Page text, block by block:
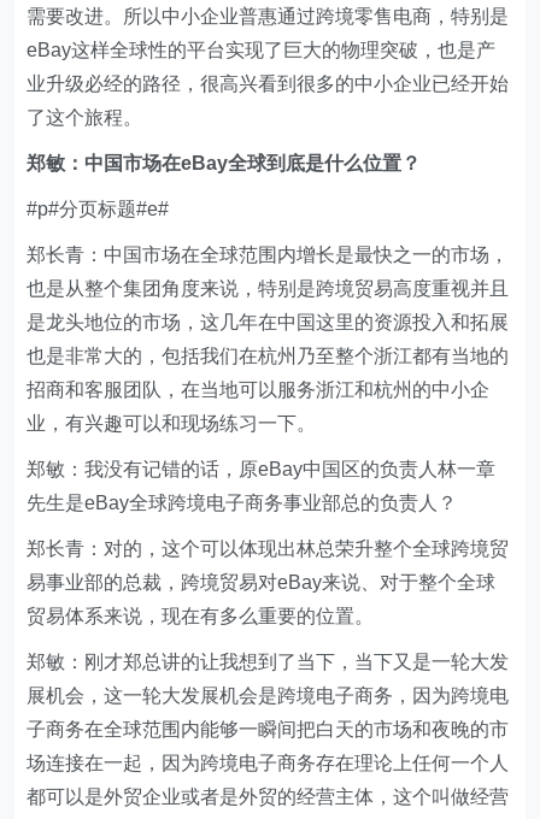
需要改进。所以中小企业普惠通过跨境零售电商，特别是
eBay这样全球性的平台实现了巨大的物理突破，也是产
业升级必经的路径，很高兴看到很多的中小企业已经开始
了这个旅程。
郑敏：中国市场在eBay全球到底是什么位置？
#p#分页标题#e#
郑长青：中国市场在全球范围内增长是最快之一的市场，
也是从整个集团角度来说，特别是跨境贸易高度重视并且
是龙头地位的市场，这几年在中国这里的资源投入和拓展
也是非常大的，包括我们在杭州乃至整个浙江都有当地的
招商和客服团队，在当地可以服务浙江和杭州的中小企
业，有兴趣可以和现场练习一下。
郑敏：我没有记错的话，原eBay中国区的负责人林一章
先生是eBay全球跨境电子商务事业部总的负责人？
郑长青：对的，这个可以体现出林总荣升整个全球跨境贸
易事业部的总裁，跨境贸易对eBay来说、对于整个全球
贸易体系来说，现在有多么重要的位置。
郑敏：刚才郑总讲的让我想到了当下，当下又是一轮大发
展机会，这一轮大发展机会是跨境电子商务，因为跨境电
子商务在全球范围内能够一瞬间把白天的市场和夜晚的市
场连接在一起，因为跨境电子商务存在理论上任何一个人
都可以是外贸企业或者是外贸的经营主体，这个叫做经营